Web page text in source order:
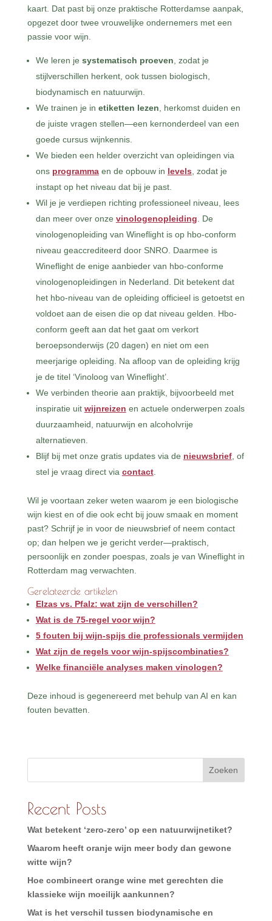
kaart. Dat past bij onze praktische Rotterdamse aanpak,
opgezet door twee vrouwelijke ondernemers met een
passie voor wijn.
We leren je systematisch proeven , zodat je
stijlverschillen herkent, ook tussen biologisch,
biodynamisch en natuurwijn.
We trainen je in etiketten lezen , herkomst duiden en
de juiste vragen stellen—een kernonderdeel van een
goede cursus wijnkennis.
We bieden een helder overzicht van opleidingen via
ons programmaen de opbouw in levels , zodat je
instapt op het niveau dat bij je past.
Wil je je verdiepen richting professioneel niveau, lees
dan meer over onze vinologenopleiding . De
vinologenopleiding van Wineflight is op hbo-conform
niveau geaccrediteerd door SNRO. Daarmee is
Wineflight de enige aanbieder van hbo-conforme
vinologenopleidingen in Nederland. Dit betekent dat
het hbo-niveau van de opleiding officieel is getoetst en
voldoet aan de eisen die op dat niveau gelden. Hbo-
conform geeft aan dat het gaat om verkort
beroepsonderwijs (20 dagen) en niet om een
meerjarige opleiding. Na afloop van de opleiding krijg
je de titel ‘Vinoloog van Wineflight’.
We verbinden theorie aan praktijk, bijvoorbeeld met
inspiratie uit wijnreizen en actuele onderwerpen zoals
duurzaamheid, natuurwijn en alcoholvrije
alternatieven.
Blijf bij met onze gratis updates via de nieuwsbrief, of
stel je vraag direct via contact.
Wil je voortaan zeker weten waarom je een biologische
wijn kiest en of die ook echt bij jouw smaak en moment
past? Schrijf je in voor de nieuwsbrief of neem contact
op; dan helpen we je gericht verder—praktisch,
persoonlijk en zonder poespas, zoals je van Wineflight in
Rotterdam mag verwachten.
Gerelateerde artikelen
Elzas vs. Pfalz: wat zijn de verschillen?
Wat is de 75-regel voor wijn?
5 fouten bij wijn-spijs die professionals vermijden
Wat zijn de regels voor wijn-spijscombinaties?
Welke financiële analyses maken vinologen?
Deze inhoud is gegenereerd met behulp van AI en kan
fouten bevatten.
Zoeken
Recent Posts
Wat betekent ‘zero-zero’ op een natuurwijnetiket?
Waarom heeft oranje wijn meer body dan gewone
witte wijn?
Hoe combineert orange wine met gerechten die
klassieke wijn moeilijk aankunnen?
Wat is het verschil tussen biodynamische en